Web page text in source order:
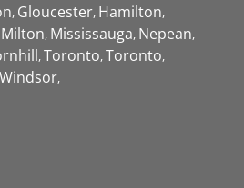
Gloucester Hamilton
Milton Mississauga Nepean
Toronto Toronto
Windsor